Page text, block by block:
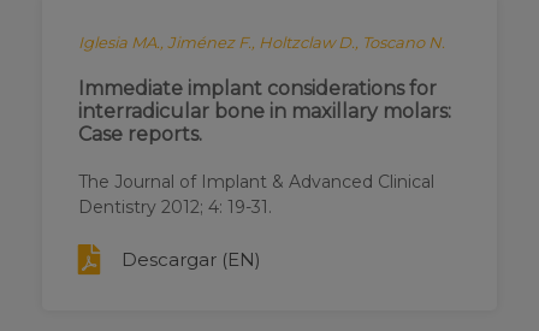
Iglesia MA., Jiménez F., Holtzclaw D., Toscano N.
Immediate implant considerations for
interradicular bone in maxillary molars:
Case reports.
The Journal of Implant & Advanced Clinical
Dentistry 2012; 4: 19-31.
Descargar (EN)